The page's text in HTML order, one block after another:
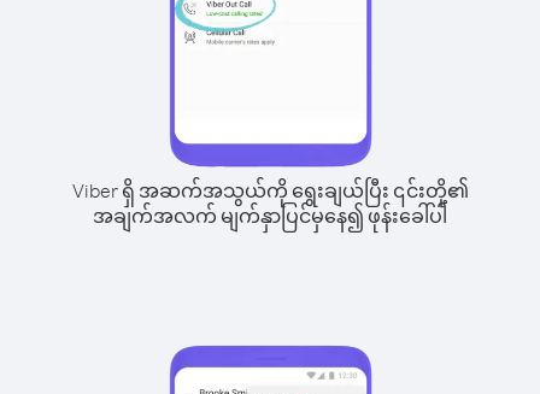
Viber ရှိ အဆက်အသွယ်ကို ရွေးချယ်ပြီး ၎င်းတို့၏
အချက်အလက် မျက်နှာပြင်မှနေ၍ ဖုန်းခေါ်ပါ